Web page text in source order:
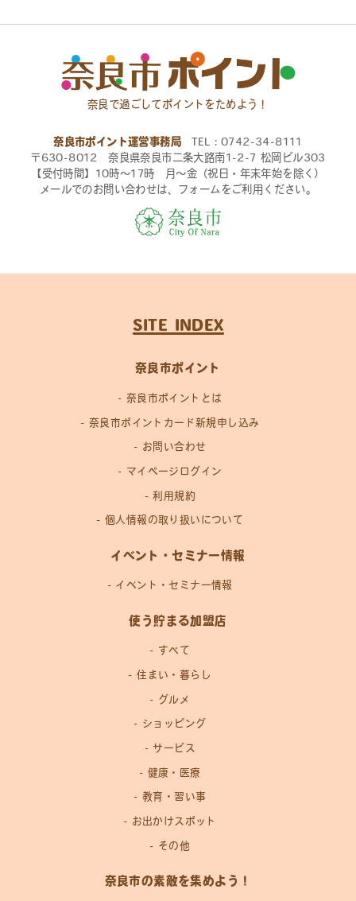
奈良で過ごしてポイントをためよう！
奈良市ポイント運営事務局 TEL：0742-34-8111
〒630-8012 奈良県奈良市二条大路南1-2-7 松岡ビル303
【受付時間】10時〜17時 月〜金（祝日・年末年始を除く）
メールでのお問い合わせは、フォームをご利用ください。
SITE INDEX
奈良市ポイント
奈良市ポイントとは
奈良市ポイントカード新規申し込み
お問い合わせ
マイページログイン
利用規約
個人情報の取り扱いについて
イベント・セミナー情報
イベント・セミナー情報
使う貯まる加盟店
すべて
住まい・暮らし
グルメ
ショッピング
サービス
健康・医療
教育・習い事
お出かけスポット
その他
奈良市の素敵を集めよう！